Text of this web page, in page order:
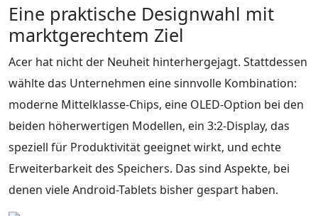
Eine praktische Designwahl mit
marktgerechtem Ziel
Acer hat nicht der Neuheit hinterhergejagt. Stattdessen
wählte das Unternehmen eine sinnvolle Kombination:
moderne Mittelklasse-Chips, eine OLED-Option bei den
beiden höherwertigen Modellen, ein 3:2-Display, das
speziell für Produktivität geeignet wirkt, und echte
Erweiterbarkeit des Speichers. Das sind Aspekte, bei
denen viele Android-Tablets bisher gespart haben.